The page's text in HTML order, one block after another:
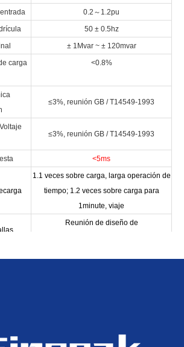
0.2 ～ 1.2pu
50 ± 0.5hz
± 1Mvar ~ ± 120mvar
carga
<0.8%
≤3%, reunión GB / T14549-1993
≤3%, reunión GB / T14549-1993
<5ms
1.1 veces sobre carga, larga operación de
tiempo; 1.2 veces sobre carga para
1minute, viaje
Reunión de diseño de